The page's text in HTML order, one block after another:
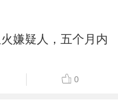
嫌疑人，五个月内
0